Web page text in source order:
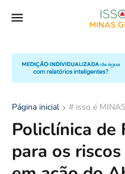
Página inicial # isso é
Policlínica de
para os